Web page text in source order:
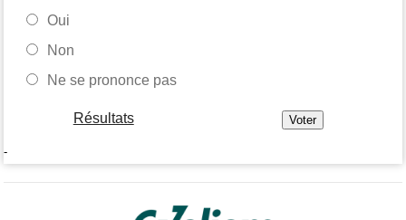
Oui
Non
Ne se prononce pas
Résultats
-